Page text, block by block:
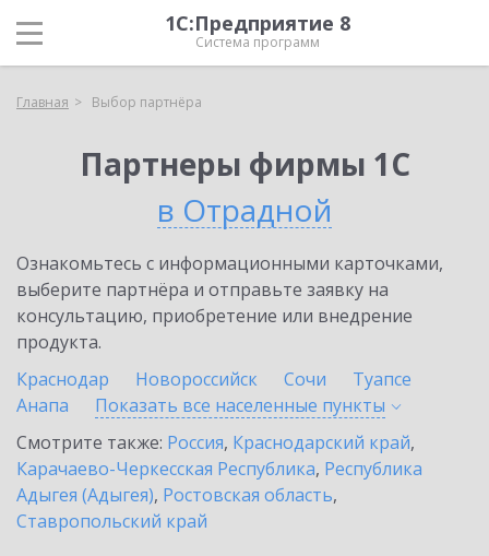
1С:Предприятие 8
Система программ
Главная Выбор партнёра
Партнеры фирмы 1С
в Отрадной
Ознакомьтесь с информационными карточками,
выберите партнёра и отправьте заявку на
консультацию, приобретение или внедрение
продукта.
Краснодар
Новороссийск Сочи
Туапсе
Анапа
Показать все населенные пункты
Смотрите также: Россия, Краснодарский край,
Карачаево-Черкесская Республика, Республика
Адыгея (Адыгея), Ростовская область,
Ставропольский край